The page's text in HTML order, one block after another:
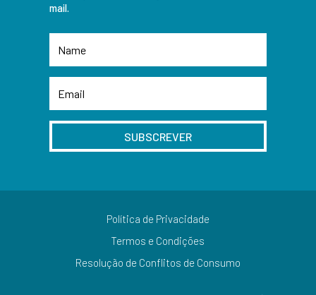
mail.
SUBSCREVER
Política de Privacidade
Termos e Condições
Resolução de Conflitos de Consumo